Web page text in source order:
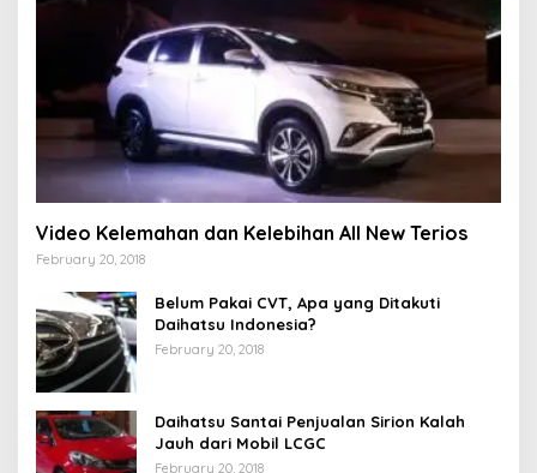
Video Kelemahan dan Kelebihan All New Terios
February 20, 2018
Belum Pakai CVT, Apa yang Ditakuti
Daihatsu Indonesia?
February 20, 2018
Daihatsu Santai Penjualan Sirion Kalah
Jauh dari Mobil LCGC
February 20, 2018